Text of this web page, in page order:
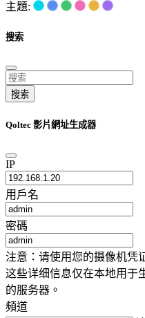
主題:
搜索
搜索
Qoltec 影片網址生成器
IP
用戶名
密碼
注意：请使用您的摄像机凭
这些详细信息仅在本地用于
的服务器。
頻道